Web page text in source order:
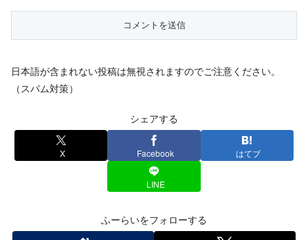
日本語が含まれない投稿は無視されますのでご注意ください。
（スパム対策）
シェアする
X Facebook はてブ
LINE
ふーらいをフォローする